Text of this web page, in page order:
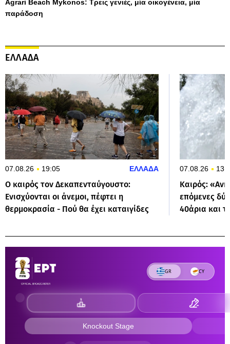
Agrari Beach Mykonos: Τρεις γενιές, μία οικογένεια, μία
παράδοση
ΕΛΛΑΔΑ
07.08.26 19:05 ΕΛΛΑΔΑ
Ο καιρός τον Δεκαπενταύγουστο:
Ενισχύονται οι άνεμοι, πέφτει η
θερμοκρασία - Πού θα έχει καταιγίδες
07.08.26
Καιρός:
επόμενες
40άρια και